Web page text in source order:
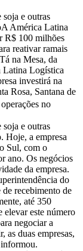
soja e outras
América Latina
R$ 100 milhões
reativar ramais
na Mesa, da
Latina Logística
investirá na
Rosa, Santana de
no
soja e outras
Hoje, a empresa
Sul, com o
ano. Os negócios
da empresa.
do
recebimento de
até 350
elevar este número
negociar a
as duas empresas,
informou.